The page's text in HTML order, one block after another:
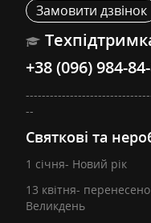
Замовити дзвінок
+38 (096) 984-
--
Святкові та
1 січня- Новий рік
13 квітня-
Великдень